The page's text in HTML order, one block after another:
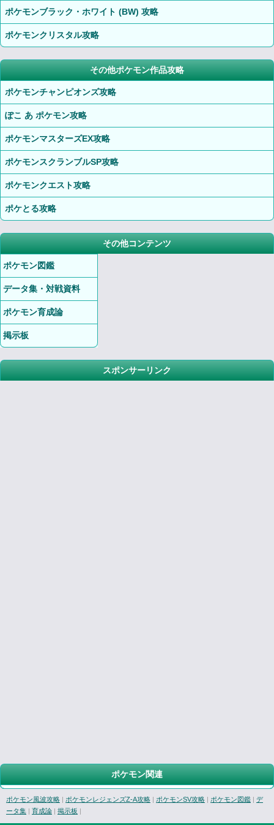
ポケモンブラック・ホワイト (BW) 攻略
ポケモンクリスタル攻略
その他ポケモン作品攻略
ポケモンチャンピオンズ攻略
ぽこ あ ポケモン攻略
ポケモンマスターズEX攻略
ポケモンスクランブルSP攻略
ポケモンクエスト攻略
ポケとる攻略
その他コンテンツ
ポケモン図鑑
データ集・対戦資料
ポケモン育成論
掲示板
スポンサーリンク
ポケモン関連
ポケモン風波攻略 | ポケモンレジェンズZ-A攻略 | ポケモンSV攻略 | ポケモン図鑑 | デ
ータ集 | 育成論 | 掲示板 |